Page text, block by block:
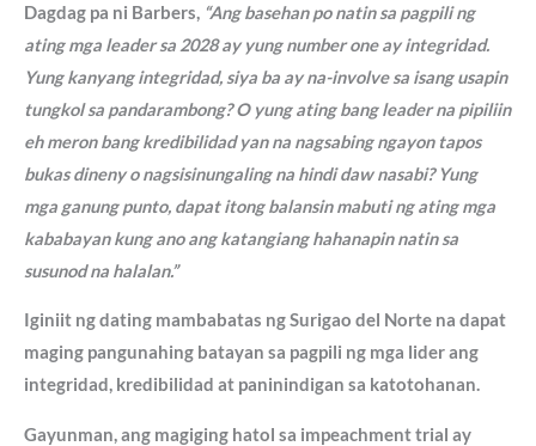
Dagdag pa ni Barbers, “Ang basehan po natin sa pagpili ng
ating mga leader sa 2028 ay yung number one ay integridad.
Yung kanyang integridad, siya ba ay na-involve sa isang usapin
tungkol sa pandarambong? O yung ating bang leader na pipiliin
eh meron bang kredibilidad yan na nagsabing ngayon tapos
bukas dineny o nagsisinungaling na hindi daw nasabi? Yung
mga ganung punto, dapat itong balansin mabuti ng ating mga
kababayan kung ano ang katangiang hahanapin natin sa
susunod na halalan.”
Iginiit ng dating mambabatas ng Surigao del Norte na dapat
maging pangunahing batayan sa pagpili ng mga lider ang
integridad, kredibilidad at paninindigan sa katotohanan.
Gayunman, ang magiging hatol sa impeachment trial ay